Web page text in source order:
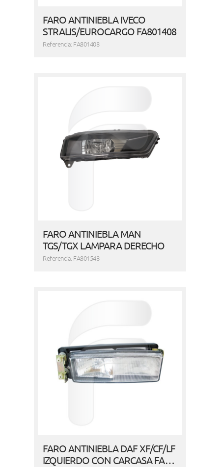
FARO ANTINIEBLA IVECO
STRALIS/EUROCARGO FA801408
Referencia: FA801408
FARO ANTINIEBLA MAN
TGS/TGX LAMPARA DERECHO
Referencia: FA801548
FARO ANTINIEBLA DAF XF/CF/LF
IZQUIERDO CON CARCASA FA…